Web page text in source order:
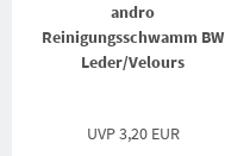
andro
Reinigungsschwamm BW
Leder/Velours
UVP3,20 EUR